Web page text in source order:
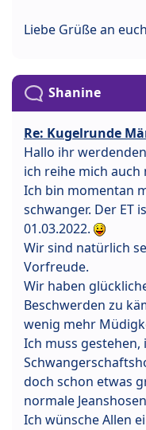
Liebe Grüße an
Shanine
Re: Kugelrunde
Hallo ihr
ich reihe mich auch
Ich bin momentan
schwanger. Der ET
01.03.2022.
Wir sind natürlich
Vorfreude.
Wir haben
Beschwerden zu
wenig mehr
Ich muss
doch schon etwas
normale
Ich wünsche Allen